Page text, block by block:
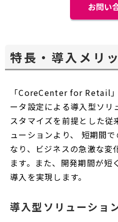
お問い
特長・導入メリ
「CoreCenter for Retail
ータ設定による導入型ソ
スタマイズを前提とした従
ューションより、 短期間
なり、ビジネスの急激な変
ます。また、開発期間が短
導入を実現します。
導入型ソリューショ